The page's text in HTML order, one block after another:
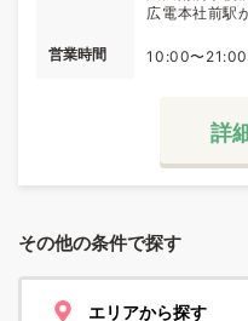
広電本社前駅
営業時間 10:00〜21:00
詳
その他の条件で探す
エリアから探す